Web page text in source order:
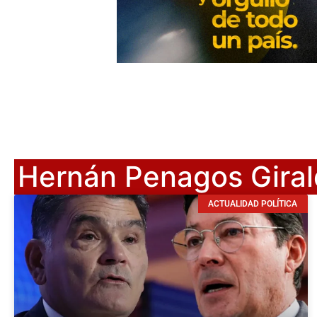
Hernán Penagos
ACTUALIDAD POLÍTICA